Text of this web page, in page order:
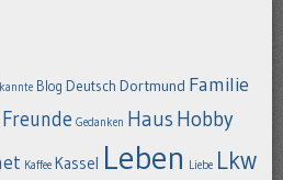
Blog Deutsch Dortmund Familie
Freunde Gedanken Haus Hobby
Kaffee Kassel Leben Liebe Lkw